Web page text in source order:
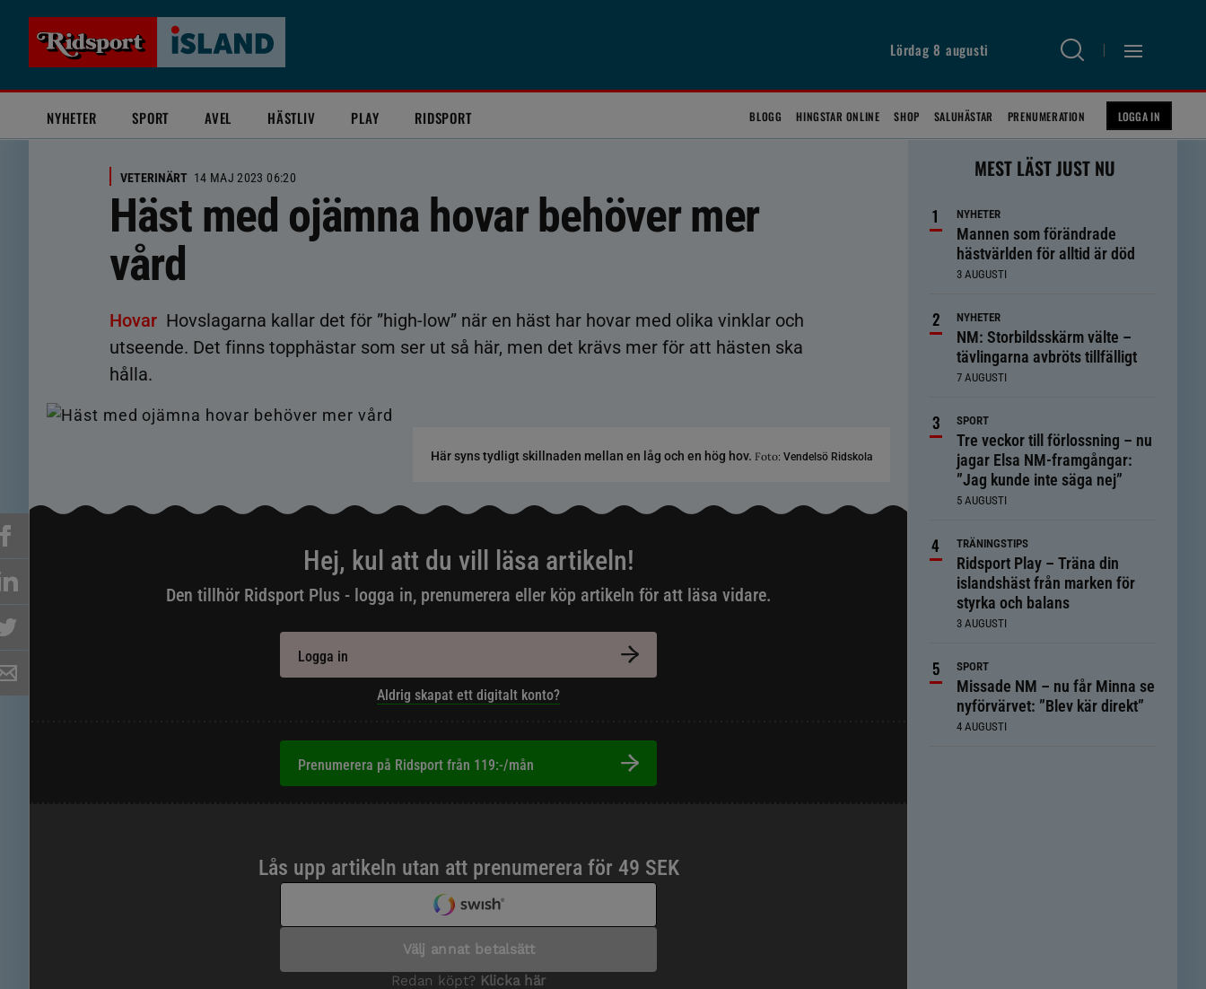
Lördag 8 augusti
NYHETER SPORT AVEL HÄSTLIV PLAY RIDSPORT BLOGG HINGSTAR ONLINE SHOP SALUHÄSTAR PRENUMERATION LOGGA IN
VETERINÄRT 14 MAJ 2023 06:20
Häst med ojämna hovar behöver mer
vård
Hovar Hovslagarna kallar det för ”high-low” när en häst har hovar med olika vinklar och
utseende. Det finns topphästar som ser ut så här, men det krävs mer för att hästen ska
hålla.
Här syns tydligt skillnaden mellan en låg och en hög hov. Foto: Vendelsö Ridskola
Hej, kul att du vill läsa artikeln!
Den tillhör Ridsport Plus - logga in, prenumerera eller köp artikeln för att läsa vidare.
Logga in
Aldrig skapat ett digitalt konto?
Prenumerera på Ridsport från 119:-/mån
MEST LÄST JUST NU
NYHETER
Mannen som förändrade
hästvärlden för alltid är död
3 AUGUSTI
NYHETER
NM: Storbildsskärm välte –
tävlingarna avbröts tillfälligt
7 AUGUSTI
SPORT
Tre veckor till förlossning – nu
jagar Elsa NM-framgångar:
”Jag kunde inte säga nej”
5 AUGUSTI
TRÄNINGSTIPS
Ridsport Play – Träna din
islandshäst från marken för
styrka och balans
3 AUGUSTI
SPORT
Missade NM – nu får Minna se
nyförvärvet: ”Blev kär direkt”
4 AUGUSTI